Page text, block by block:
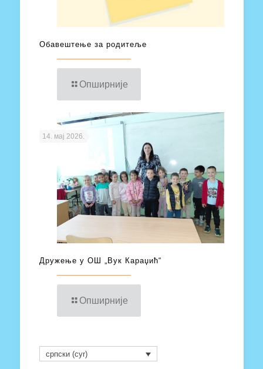
Обавештење за родитеље
Опширније
14. мај 2026.
Дружење у ОШ „Вук Караџић“
Опширније
српски (cyr)